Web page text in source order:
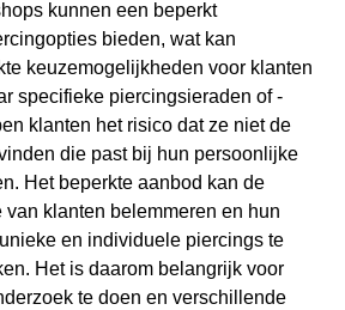
kunnen een beperkt
bieden, wat kan
keuzemogelijkheden voor klanten
specifieke piercingsieraden of -
klanten het risico dat ze niet de
die past bij hun persoonlijke
Het beperkte aanbod kan de
klanten belemmeren en hun
en individuele piercings te
Het is daarom belangrijk voor
te doen en verschillende